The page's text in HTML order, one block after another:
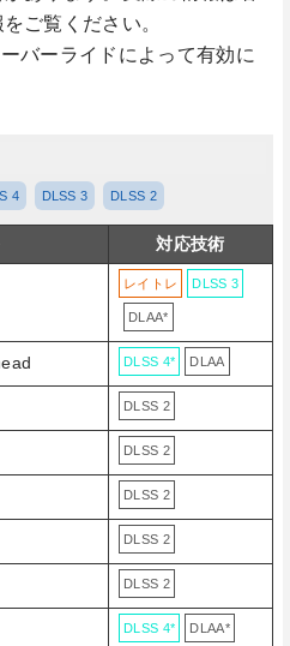
ご覧ください。
バーライドによって有効に
4 DLSS 3 DLSS 2
対応技術
レイトレ DLSS 3
DLAA*
DLSS 4* DLAA
DLSS 2
DLSS 2
DLSS 2
DLSS 2
DLSS 2
DLSS 4* DLAA*